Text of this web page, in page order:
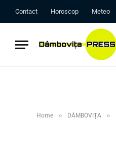
Contact Horoscop Meteo
Home » DÂMBOVIȚA »